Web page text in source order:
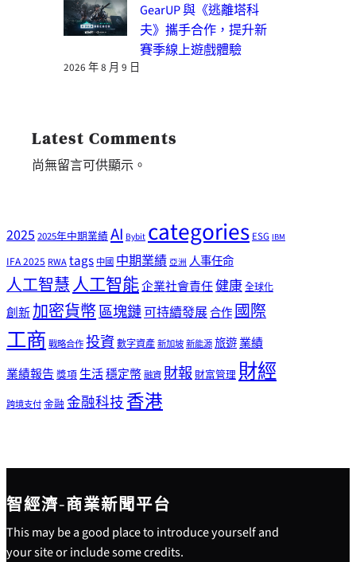
GearUP 與《逃離塔科
夫》攜手合作，提升新
賽季線上遊戲體驗
2026 年 8 月 9 日
Latest Comments
尚無留言可供顯示。
20252025年中期業績AI Bybitcategories ESG IBM
IFA 2025 RWAtags中國 中期業績 亞洲 人事任命
人工智慧人工智能企業社會責任健康全球化
創新加密貨幣區塊鏈可持續發展合作國際
工商戰略合作投資數字資產新加坡新能源旅遊業績
業績報告獎項生活穩定幣融資財報 財富管理財經
跨境支付金融 金融科技香港
智經濟-商業新聞平台
This may be a good place to introduce yourself and
your site or include some credits.